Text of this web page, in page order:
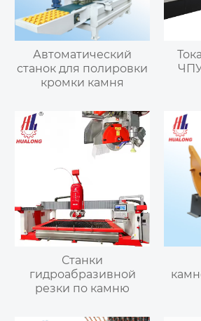
Автоматический
станок для полировки
кромки камня
Станки
гидроабразивной
резки по камню